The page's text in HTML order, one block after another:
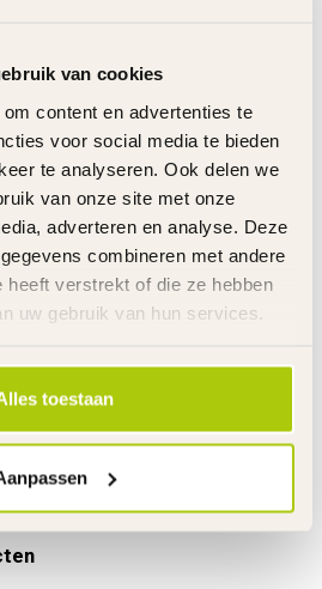
van cookies
content en advertenties te
voor social media te bieden
te analyseren. Ook delen we
van onze site met onze
adverteren en analyse. Deze
combineren met andere
heeft verstrekt of die ze hebben
uw gebruik van hun services.
toestaan
met opdruk
metaal
16 Inch